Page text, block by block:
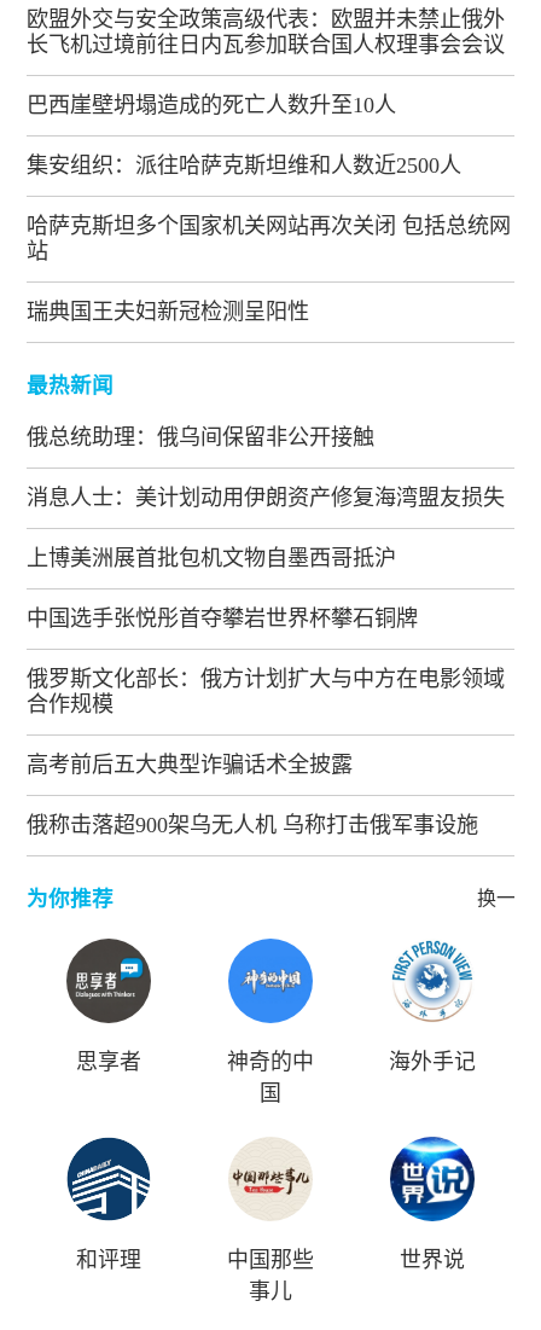
欧盟外交与安全政策高级代表：欧盟并未禁止俄外
长飞机过境前往日内瓦参加联合国人权理事会会议
巴西崖壁坍塌造成的死亡人数升至10人
集安组织：派往哈萨克斯坦维和人数近2500人
哈萨克斯坦多个国家机关网站再次关闭 包括总统网
站
瑞典国王夫妇新冠检测呈阳性
最热新闻
俄总统助理：俄乌间保留非公开接触
消息人士：美计划动用伊朗资产修复海湾盟友损失
上博美洲展首批包机文物自墨西哥抵沪
中国选手张悦彤首夺攀岩世界杯攀石铜牌
俄罗斯文化部长：俄方计划扩大与中方在电影领域
合作规模
高考前后五大典型诈骗话术全披露
俄称击落超900架乌无人机 乌称打击俄军事设施
为你推荐 换一批
思享者
神奇的中
国
海外手记
和评理
中国那些
事儿
世界说